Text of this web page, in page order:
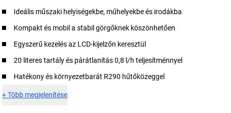
Ideális műszaki helyiségekbe, műhelyekbe és irodákba
Kompakt és mobil a stabil görgőknek köszönhetően
Egyszerű kezelés az LCD-kijelzőn keresztül
20 literes tartály és párátlanítás 0,8 l/h teljesítménnyel
Hatékony és környezetbarát R290 hűtőközeggel
+Több megjelenítése